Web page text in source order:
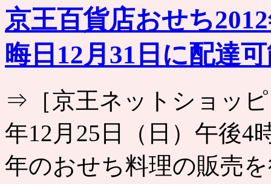
京王百貨店おせち
晦日12月31日に配達
⇒［京王ネットショッ
年12月25日（日）午後4
年のおせち料理の販売